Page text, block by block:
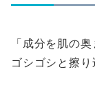
「成分を肌の
ゴシゴシと擦り